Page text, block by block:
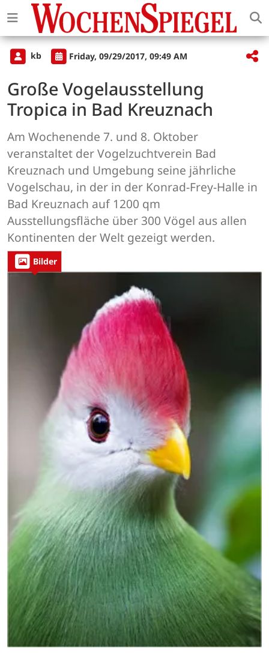
kb Friday, 09/29/2017, 09:49 AM
Große Vogelausstellung
Tropica in Bad Kreuznach
Am Wochenende 7. und 8. Oktober
veranstaltet der Vogelzuchtverein Bad
Kreuznach und Umgebung seine jährliche
Vogelschau, in der in der Konrad-Frey-Halle in
Bad Kreuznach auf 1200 qm
Ausstellungsfläche über 300 Vögel aus allen
Kontinenten der Welt gezeigt werden.
Bilder